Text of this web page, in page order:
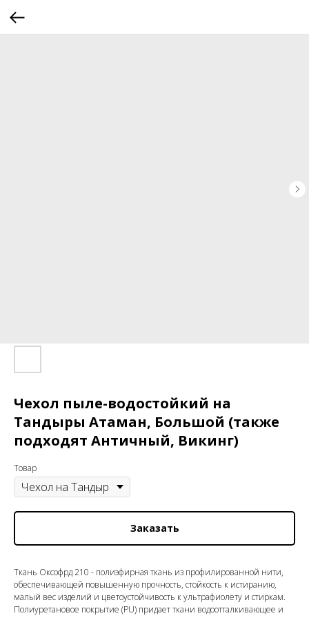
Чехол пыле-водостойкий на
Тандыры Атаман, Большой (также
подходят Античный, Викинг)
Товар
Заказать
Ткань Оксофрд 210 - полиэфирная ткань из профилированной нити,
обеспечивающей повышенную прочность, стойкость к истиранию,
малый вес изделий и цветоустойчивость к ультрафиолету и стиркам.
Полиуретановое покрытие (PU) придает ткани водоотталкивающее и